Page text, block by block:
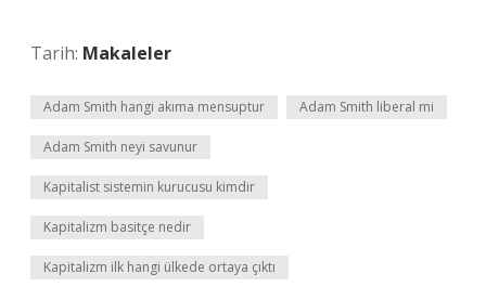
Tarih: Makaleler
Adam Smith hangi akıma mensuptur Adam Smith liberal mi
Adam Smith neyi savunur
Kapitalist sistemin kurucusu kimdir
Kapitalizm basitçe nedir
Kapitalizm ilk hangi ülkede ortaya çıktı